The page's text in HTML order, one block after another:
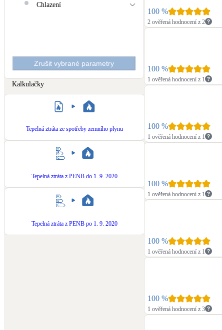
Chlazení
Zrušit vybrané parametry
Kalkulačky
Tepelná ztráta ze spotřeby zemního plynu
Tepelná ztráta z PENB do 1. 9. 2020
Tepelná ztráta z PENB po 1. 9. 2020
100%
2 ověřená hodnocení z 2
100%
1 ověřená hodnocení z 1
100%
1 ověřená hodnocení z 1
100%
1 ověřená hodnocení z 1
100%
1 ověřená hodnocení z 1
100%
1 ověřená hodnocení z 3